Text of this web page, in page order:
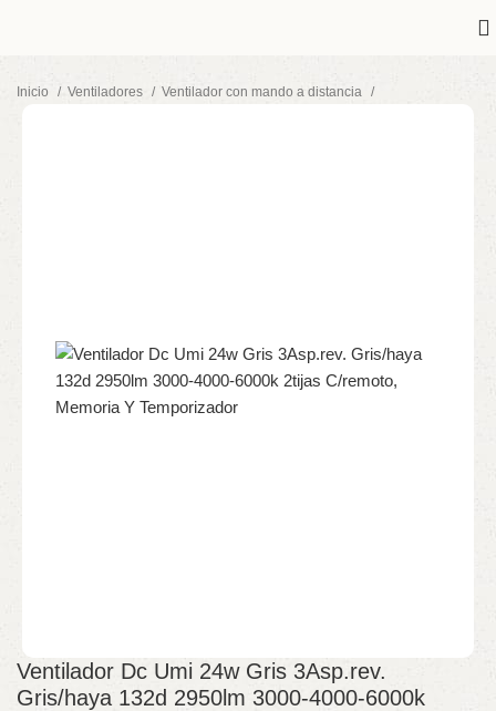
Inicio Ventiladores Ventilador con mando a distancia
Ventilador Dc Umi 24w Gris 3Asp.rev.
Gris/haya 132d 2950lm 3000-4000-6000k